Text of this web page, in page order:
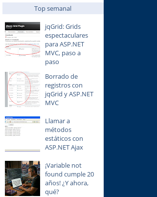
Top semanal
jqGrid: Grids
espectaculares
para ASP.NET
MVC, paso a
paso
Borrado de
registros con
jqGrid y ASP.NET
MVC
Llamar a
métodos
estáticos con
ASP.NET Ajax
¡Variable not
found cumple 20
años! ¿Y ahora,
qué?